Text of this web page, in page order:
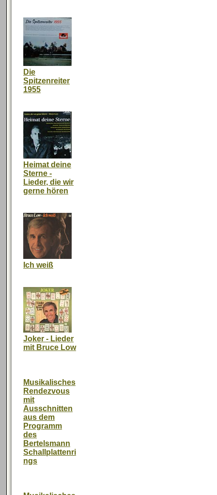
Die
Spitzenreiter
1955
Heimat deine
Sterne -
Lieder, die wir
gerne hören
Ich weiß
Joker - Lieder
mit Bruce Low
Musikalisches
Rendezvous
mit
Ausschnitten
aus dem
Programm
des
Bertelsmann
Schallplattenri
ngs